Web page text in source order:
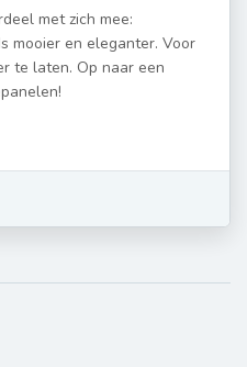
met zich mee:
mooier en eleganter. Voor
te laten. Op naar een